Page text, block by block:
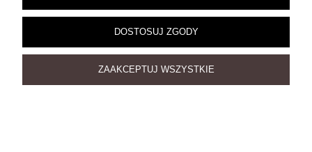
DOSTOSUJ ZGODY
ZAAKCEPTUJ WSZYSTKIE